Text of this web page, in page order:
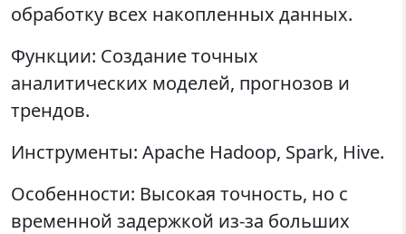
обработку всех накопленных данных.
Функции: Создание точных
аналитических моделей, прогнозов и
трендов.
Инструменты: Apache Hadoop, Spark, Hive.
Особенности: Высокая точность, но с
временной задержкой из-за больших